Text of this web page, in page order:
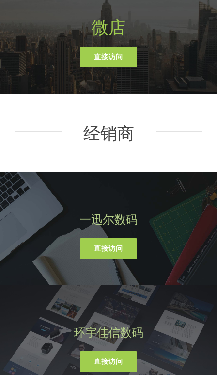
微店
直接访问
经销商
一迅尔数码
直接访问
环宇佳信数码
直接访问